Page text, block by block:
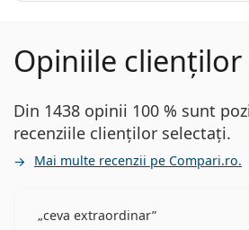
Opiniile
Din 1438 opinii 100 % sunt
recenziile clienților selectați.
Mai multe recenzii pe Compari.ro.
ceva extraordinar